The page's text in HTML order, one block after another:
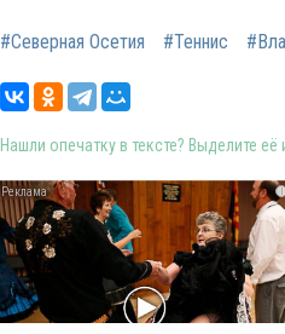
#Северная Осетия #Теннис
Нашли опечатку в тексте? Выделите
i